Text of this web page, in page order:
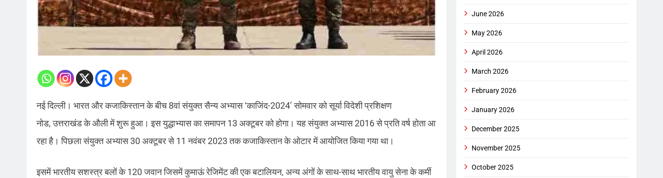
नई दिल्ली। भारत और कजाकिस्तान के बीच 8वां संयुक्त सैन्य अभ्यास ‘काजिंद-2024’ सोमवार को सूर्या विदेशी प्रशिक्षण
नोड, उत्तराखंड के औली में शुरू हुआ। इस युद्धाभ्यास का समापन 13 अक्टूबर को होगा। यह संयुक्त अभ्यास 2016 से प्रति वर्ष होता आ
रहा है। पिछला संयुक्त अभ्यास 30 अक्टूबर से 11 नवंबर 2023 तक कजाकिस्तान के ओटार में आयोजित किया गया था।
इसमें भारतीय सशस्त्र बलों के 120 जवान जिसमें कुमाऊं रेजिमेंट की एक बटालियन, अन्य अंगों के साथ-साथ भारतीय वायु सेना के कर्मी
June 2026
May 2026
April 2026
March 2026
February 2026
January 2026
December 2025
November 2025
October 2025